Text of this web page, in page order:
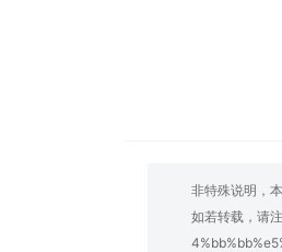
非特殊说明，
如若转载，请